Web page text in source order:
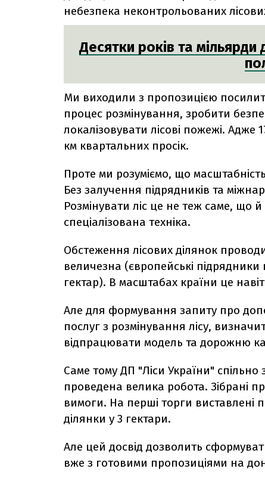
небезпека неконтрольованих
Десятки років та мільярди
Ми виходили з пропозицією
процес розмінування, зробити
локалізовувати лісові пожежі. Адже
км квартальних просік.
Проте ми розуміємо, що
Без залучення підрядників та
Розмінувати ліс це не теж саме, що
спеціалізована техніка.
Обстеження лісових ділянок
величезна (європейські
гектар). В масштабах країни це
Але для формування запиту про
послуг з розмінування лісу,
відпрацювати модель та дорожню
Саме тому ДП "Ліси України"
проведена велика робота. Зібрані
вимоги. На перші торги виставлені
ділянки у 3 гектари.
Але цей досвід дозволить
вже з готовими пропозиціями на